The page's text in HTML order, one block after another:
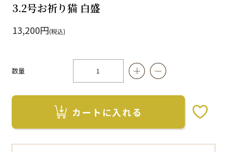
3.2号お祈り猫 白盛
13,200円(税込)
数量
カートに入れる